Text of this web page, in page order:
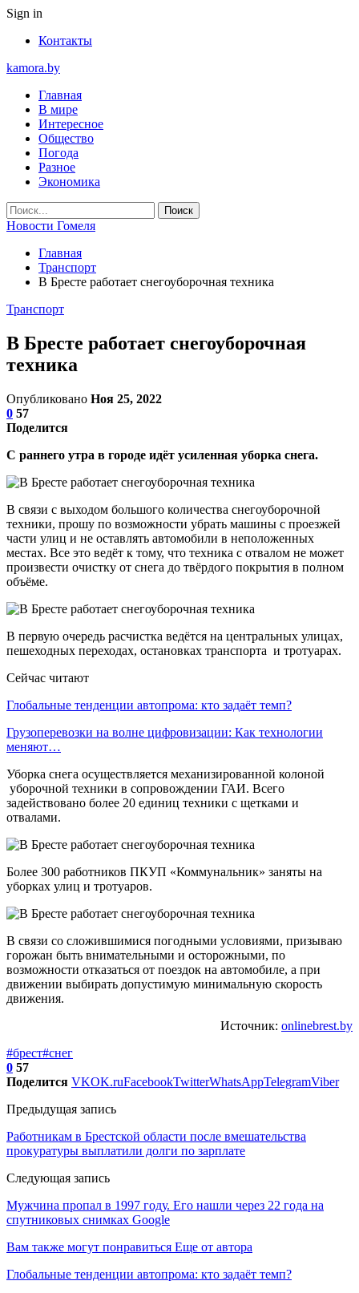
Sign in
Контакты
kamora.by
Главная
В мире
Интересное
Общество
Погода
Разное
Экономика
Новости Гомеля
Главная
Транспорт
В Бресте работает снегоуборочная техника
Транспорт
В Бресте работает снегоуборочная
техника
Опубликовано Ноя 25, 2022
0 57
Поделится
С раннего утра в городе идёт усиленная уборка снега.
В связи с выходом большого количества снегоуборочной
техники, прошу по возможности убрать машины с проезжей
части улиц и не оставлять автомобили в неположенных
местах. Все это ведёт к тому, что техника с отвалом не может
произвести очистку от снега до твёрдого покрытия в полном
объёме.
В первую очередь расчистка ведётся на центральных улицах,
пешеходных переходах, остановках транспорта и тротуарах.
Сейчас читают
Глобальные тенденции автопрома: кто задаёт темп?
Грузоперевозки на волне цифровизации: Как технологии
меняют…
Уборка снега осуществляется механизированной колоной
уборочной техники в сопровождении ГАИ. Всего
задействовано более 20 единиц техники с щетками и
отвалами.
Более 300 работников ПКУП «Коммунальник» заняты на
уборках улиц и тротуаров.
В связи со сложившимися погодными условиями, призываю
горожан быть внимательными и осторожными, по
возможности отказаться от поездок на автомобиле, а при
движении выбирать допустимую минимальную скорость
движения.
Источник: onlinebrest.by
#брест#снег
0 57
Поделится VKOK.ruFacebookTwitterWhatsAppTelegramViber
Предыдущая запись
Работникам в Брестской области после вмешательства
прокуратуры выплатили долги по зарплате
Следующая запись
Мужчина пропал в 1997 году. Его нашли через 22 года на
спутниковых снимках Google
Вам также могут понравиться Еще от автора
Глобальные тенденции автопрома: кто задаёт темп?